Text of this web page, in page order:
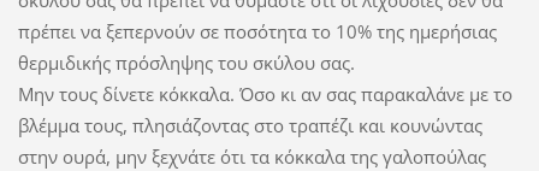
πρέπει να ξεπερνούν σε ποσότητα το 10% της ημερήσιας
θερμιδικής πρόσληψης του σκύλου σας.
Μην τους δίνετε κόκκαλα. Όσο κι αν σας παρακαλάνε με το
βλέμμα τους, πλησιάζοντας στο τραπέζι και κουνώντας
στην ουρά, μην ξεχνάτε ότι τα κόκκαλα της γαλοπούλας